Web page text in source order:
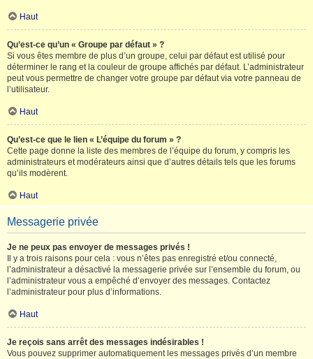
Haut
Qu’est-ce qu’un « Groupe par défaut » ?
Si vous êtes membre de plus d’un groupe, celui par défaut est utilisé pour
déterminer le rang et la couleur de groupe affichés par défaut. L’administrateur
peut vous permettre de changer votre groupe par défaut via votre panneau de
l’utilisateur.
Haut
Qu’est-ce que le lien « L’équipe du forum » ?
Cette page donne la liste des membres de l’équipe du forum, y compris les
administrateurs et modérateurs ainsi que d’autres détails tels que les forums
qu’ils modèrent.
Haut
Messagerie privée
Je ne peux pas envoyer de messages privés !
Il y a trois raisons pour cela : vous n’êtes pas enregistré et/ou connecté,
l’administrateur a désactivé la messagerie privée sur l’ensemble du forum, ou
l’administrateur vous a empêché d’envoyer des messages. Contactez
l’administrateur pour plus d’informations.
Haut
Je reçois sans arrêt des messages indésirables !
Vous pouvez supprimer automatiquement les messages privés d’un membre